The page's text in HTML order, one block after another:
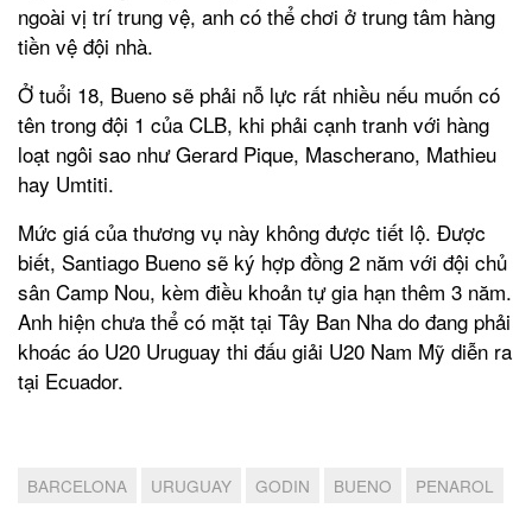
ngoài vị trí trung vệ, anh có thể chơi ở trung tâm hàng
tiền vệ đội nhà.
Ở tuổi 18, Bueno sẽ phải nỗ lực rất nhiều nếu muốn có
tên trong đội 1 của CLB, khi phải cạnh tranh với hàng
loạt ngôi sao như Gerard Pique, Mascherano, Mathieu
hay Umtiti.
Mức giá của thương vụ này không được tiết lộ. Được
biết, Santiago Bueno sẽ ký hợp đồng 2 năm với đội chủ
sân Camp Nou, kèm điều khoản tự gia hạn thêm 3 năm.
Anh hiện chưa thể có mặt tại Tây Ban Nha do đang phải
khoác áo U20 Uruguay thi đấu giải U20 Nam Mỹ diễn ra
tại Ecuador.
BARCELONA URUGUAY GODIN BUENO PENAROL